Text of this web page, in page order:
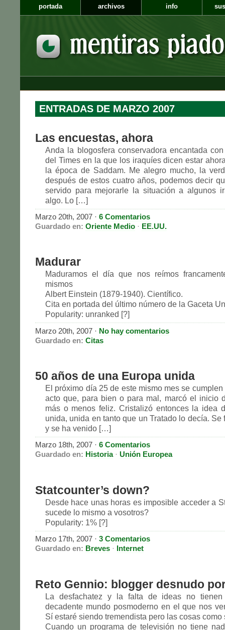
portada archivos info
ENTRADAS DE MARZO 2007
Las encuestas, ahora
Anda la blogosfera conservadora encantada
del Times en la que los iraquíes dicen estar
la época de Saddam. Me alegro mucho, la
después de estos cuatro años, podemos decir
servido para mejorarle la situación a algunos
algo. Lo […]
Marzo 20th, 2007 · 6 Comentarios
Guardado en: Oriente Medio · EE.UU.
Madurar
Maduramos el día que nos reímos
mismos
Albert Einstein (1879-1940). Científico.
Cita en portada del último número de la Gaceta
Popularity: unranked [?]
Marzo 20th, 2007 · No hay comentarios
Guardado en: Citas
50 años de una Europa unida
El próximo día 25 de este mismo mes se
acto que, para bien o para mal, marcó el inicio
más o menos feliz. Cristalizó entonces la idea
unida, unida en tanto que un Tratado lo decía. Se
y se ha venido […]
Marzo 18th, 2007 · 6 Comentarios
Guardado en: Historia· Unión Europea
Statcounter’s down?
Desde hace unas horas es imposible acceder a
sucede lo mismo a vosotros?
Popularity: 1% [?]
Marzo 17th, 2007 · 3 Comentarios
Guardado en: Breves · Internet
Reto Gennio: blogger desnudo
La desfachatez y la falta de ideas no
decadente mundo posmoderno en el que nos
Sí estaré siendo tremendista pero las cosas como
Cuando un programa de televisión no tiene